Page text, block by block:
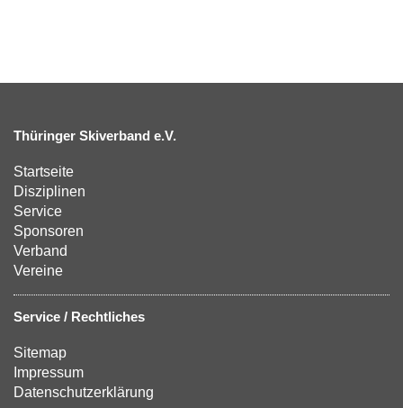
Thüringer Skiverband e.V.
Startseite
Disziplinen
Service
Sponsoren
Verband
Vereine
Service / Rechtliches
Sitemap
Impressum
Datenschutzerklärung